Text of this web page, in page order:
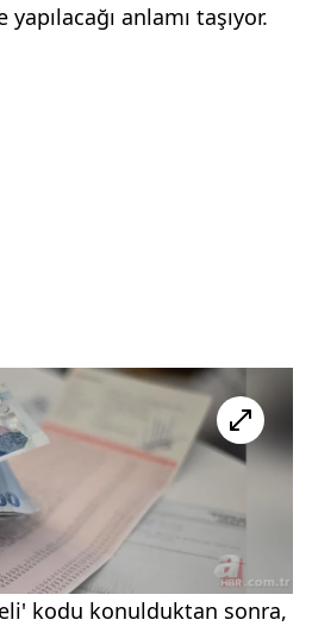
anlamı taşıyor.
kodu konulduktan sonra,